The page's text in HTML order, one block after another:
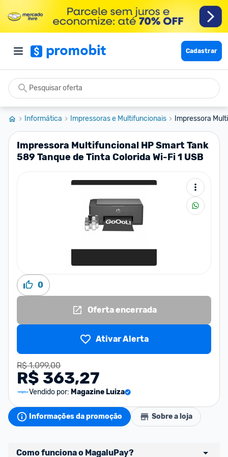
Cadastrar
Informática Impressoras e Multifuncionais Impressora
Impressora Multifuncional HP Smart Tank
589 Tanque de Tinta Colorida Wi-Fi 1 USB
0
Oferta encerrada
Ativar Alerta
R$ 1.099,00
R$ 363,27
Vendido por: Magazine Luiza
Informações da promoção Sobre a loja
Como funciona o MagaluPay?